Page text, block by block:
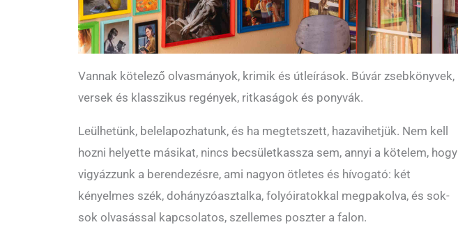
Vannak kötelező olvasmányok, krimik és útleírások. Búvár zsebkönyvek,
versek és klasszikus regények, ritkaságok és ponyvák.
Leülhetünk, belelapozhatunk, és ha megtetszett, hazavihetjük. Nem kell
hozni helyette másikat, nincs becsületkassza sem, annyi a kötelem, hogy
vigyázzunk a berendezésre, ami nagyon ötletes és hívogató: két
kényelmes szék, dohányzóasztalka, folyóiratokkal megpakolva, és sok-
sok olvasással kapcsolatos, szellemes poszter a falon.